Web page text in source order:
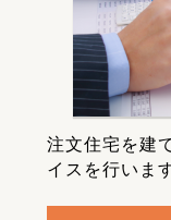
注文住宅を建
イスを行いま